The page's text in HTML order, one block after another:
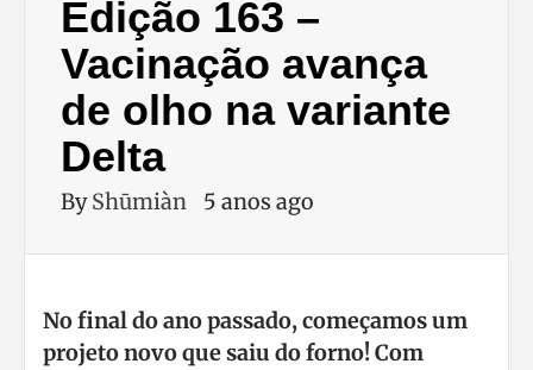
Edição 163 –
Vacinação avança
de olho na variante
Delta
By Shūmiàn 5 anos ago
No final do ano passado, começamos um
projeto novo que saiu do forno! Com